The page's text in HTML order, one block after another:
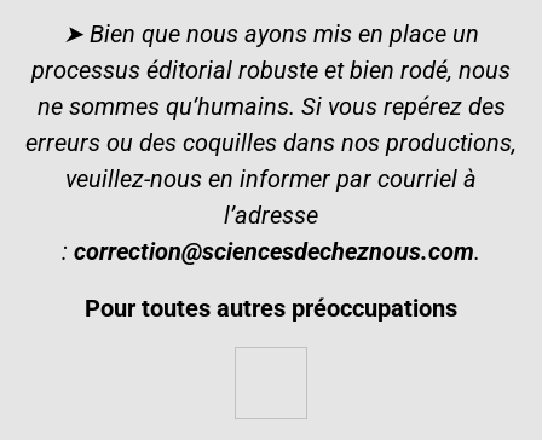
➤ Bien que nous ayons mis en place un
processus éditorial robuste et bien rodé, nous
ne sommes qu’humains. Si vous repérez des
erreurs ou des coquilles dans nos productions,
veuillez-nous en informer par courriel à
l’adresse
: correction@sciencesdecheznous.com.
Pour toutes autres préoccupations